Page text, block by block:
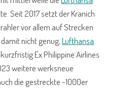
Seit 2017 setzt der Kranich
vor allem auf Strecken
nicht genug,Lufthansa
Ex Philippine Airlines
weitere werksneue
die gestreckte -1000er